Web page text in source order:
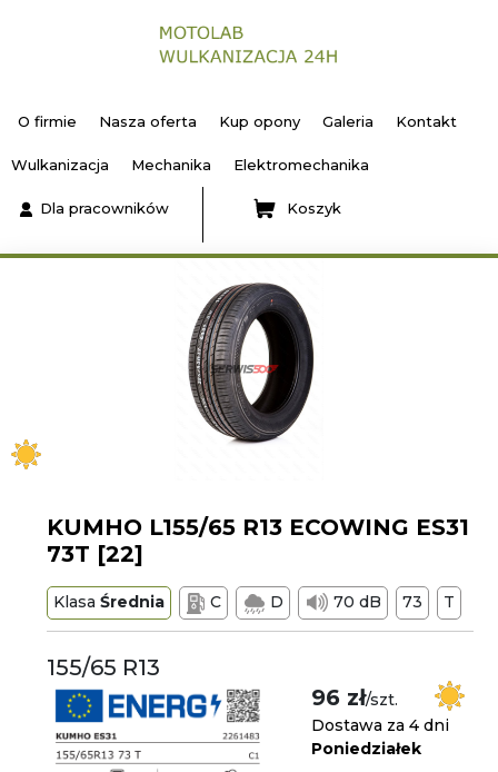
O firmie Nasza oferta Kup opony Galeria Kontakt
Wulkanizacja Mechanika Elektromechanika
Dla pracowników Koszyk
KUMHO L155/65 R13 ECOWING ES31
73T [22]
KlasaŚrednia C D 70 dB 73 T
155/65 R13
96 zł/szt.
Dostawa za 4 dni
Poniedziałek